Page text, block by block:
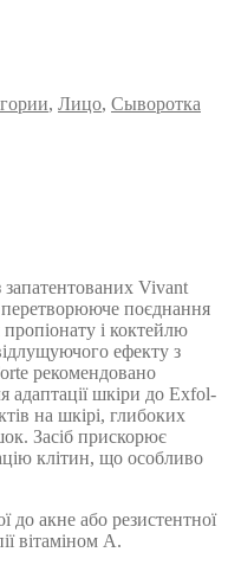
, Лицо, Сыворотка
Vivant
поєднання
і коктейлю
ефекту з
рекомендовано
адаптації шкіри до Exfol-
на шкірі, глибоких
Засіб прискорює
клітин, що особливо
до акне або резистентної
вітаміном А.